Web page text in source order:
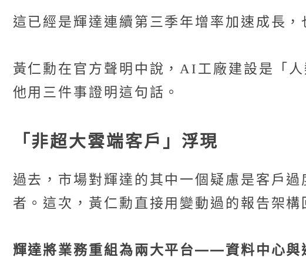
這已經是輝達連續第三季年增率加速成長，
黃仁勳在官方聲明中說，AI工廠建設是「
他用三件事證明這句話。
「非超大雲端客戶」浮現
過去，市場對輝達的其中一個疑慮是客戶
者。這次，黃仁勳直接用變動過的報告架構
輝達將業務重組為兩大平台——資料中心與